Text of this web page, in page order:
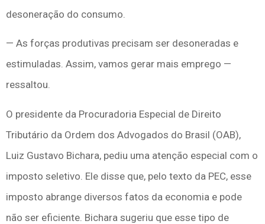
desoneração do consumo.
— As forças produtivas precisam ser desoneradas e
estimuladas. Assim, vamos gerar mais emprego —
ressaltou.
O presidente da Procuradoria Especial de Direito
Tributário da Ordem dos Advogados do Brasil (OAB),
Luiz Gustavo Bichara, pediu uma atenção especial com o
imposto seletivo. Ele disse que, pelo texto da PEC, esse
imposto abrange diversos fatos da economia e pode
não ser eficiente. Bichara sugeriu que esse tipo de